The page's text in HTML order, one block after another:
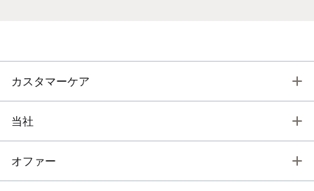
カスタマーケア
当社
オファー